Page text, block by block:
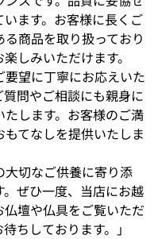
ます。お客様に長くご
商品を取り扱っており
しみいただけます。
望に丁寧にお応えいた
問やご相談にも親身に
します。お客様のご満
てなしを提供いたしま
切なご供養に寄り添
ぜひ一度、当店にお越
壇や仏具をご覧いただ
ちしております。」